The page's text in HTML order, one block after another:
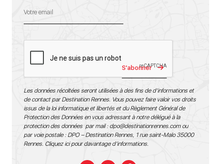
S'abonner
Les données récoltées seront utilisées à des fins de d’informations et
de contact par Destination Rennes. Vous pouvez faire valoir vos droits
issus de la loi informatique et libertés et du Règlement Général de
Protection des Données en vous adressant à notre délégué à la
protection des données par mail : dpo@destinationrennes.comou
par voie postale : DPO – Destination Rennes, 1 rue saint-Malo 35000
Rennes. Cliquez ici pour davantage d’informations.